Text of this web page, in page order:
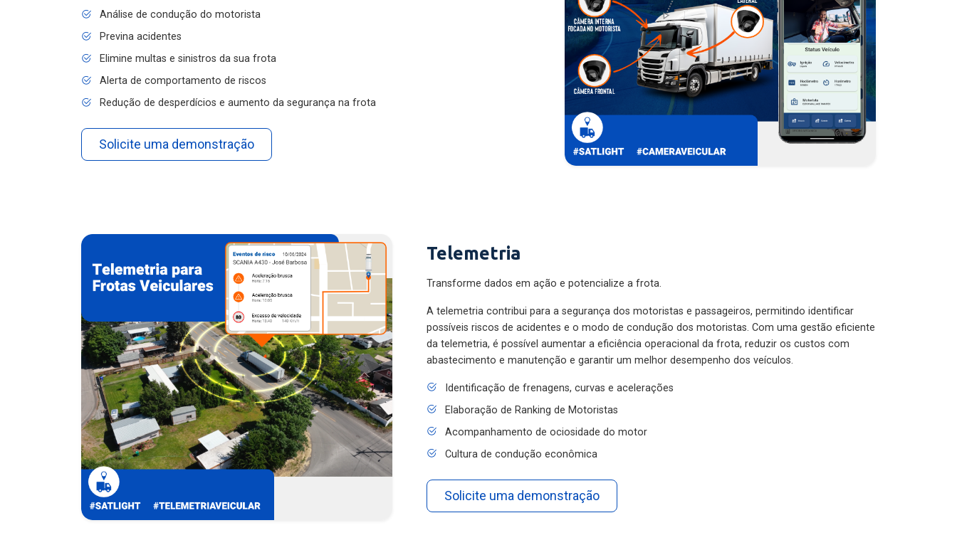
Análise de condução do motorista
Previna acidentes
Elimine multas e sinistros da sua frota
Alerta de comportamento de riscos
Redução de desperdícios e aumento da segurança na frota
Solicite uma demonstração
Telemetria
Transforme dados em ação e potencialize a frota.
A telemetria contribui para a segurança dos motoristas e passageiros, permitindo identificar
possíveis riscos de acidentes e o modo de condução dos motoristas. Com uma gestão eficiente
da telemetria, é possível aumentar a eficiência operacional da frota, reduzir os custos com
abastecimento e manutenção e garantir um melhor desempenho dos veículos.
Identificação de frenagens, curvas e acelerações
Elaboração de Ranking de Motoristas
Acompanhamento de ociosidade do motor
Cultura de condução econômica
Solicite uma demonstração